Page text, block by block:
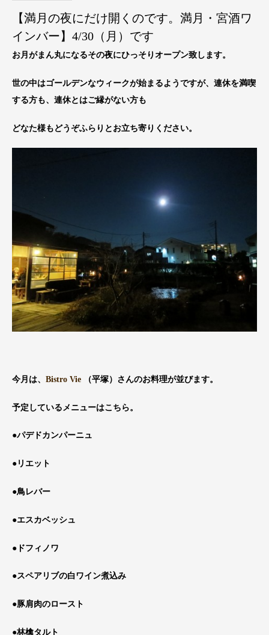
【満月の夜にだけ開くのです。満月・宮酒ワ
インバー】4/30（月）です
お月がまん丸になるその夜にひっそりオープン致します。
世の中はゴールデンなウィークが始まるようですが、連休を満喫
する方も、連休とはご縁がない方も
どなた様もどうぞふらりとお立ち寄りください。
今月は、 Bistro Vie （平塚）さんのお料理が並びます。
予定しているメニューはこちら。
●パデドカンパーニュ
●リエット
●鳥レバー
●エスカベッシュ
●ドフィノワ
●スペアリブの白ワイン煮込み
●豚肩肉のロースト
●林檎タルト